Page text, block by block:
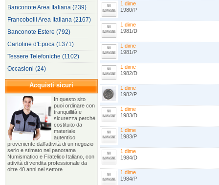
Banconote Area Italiana (239)
Francobolli Area Italiana (2167)
Banconote Estere (792)
Cartoline d'Epoca (1371)
Tessere Telefoniche (1102)
Occasioni (24)
Acquisti sicuri
In questo sito
puoi ordinare con
tranquillità e
sicurezza perchè
costituito da
materiale
autentico
proveniente dall'attività di un negozio
serio e stimato nel panorama
Numismatico e Filatelico Italiano, con
attività di vendita professionale da
oltre 40 anni nel settore.
1 dime
1980/P
1 dime
1981/D
1 dime
1981/P
1 dime
1982/D
1 dime
1982/P
1 dime
1983/D
1 dime
1983/P
1 dime
1984/D
1 dime
1984/P